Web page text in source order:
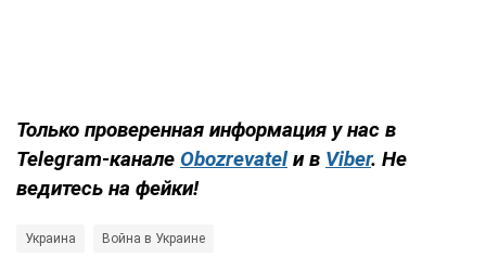
Только проверенная информация у нас в
Telegram-канале Obozrevatel и в Viber. Не
ведитесь на фейки!
Украина Война в Украине